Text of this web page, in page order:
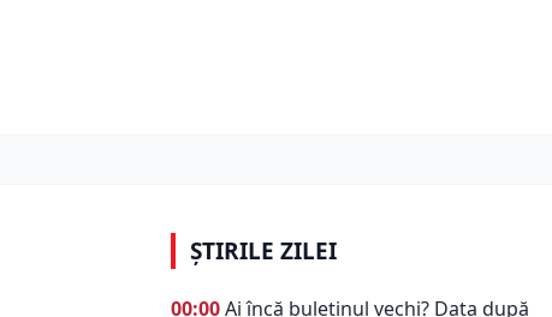
ȘTIRILE ZILEI
00:00Ai încă buletinul vechi? Data după